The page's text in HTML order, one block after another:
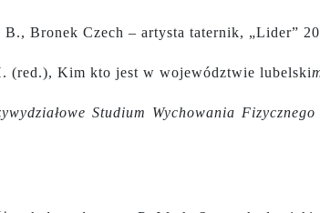
Bronek Czech – artysta taternik, „Lider”
(red.), Kim kto jest w województwie lubelski
Studium Wychowania